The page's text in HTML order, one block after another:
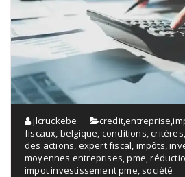
jlcruckebe credit,entreprise ,
fiscaux belgique conditions ,critères
des actions expert fiscal impôts ,
moyennes entreprises ,pme ,
impot investissement pme société